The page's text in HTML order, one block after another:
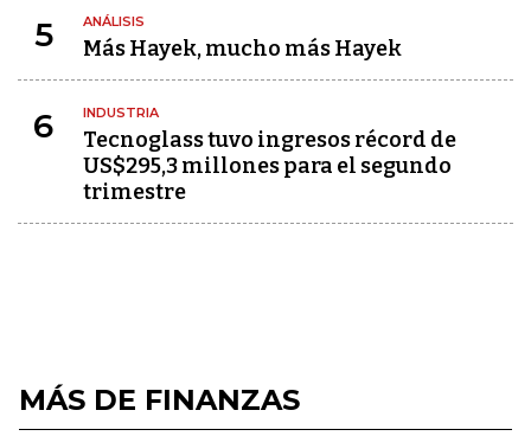
5 ANÁLISIS
Más Hayek, mucho más Hayek
6 INDUSTRIA
Tecnoglass tuvo ingresos récord de
US$295,3 millones para el segundo
trimestre
MÁS DE FINANZAS